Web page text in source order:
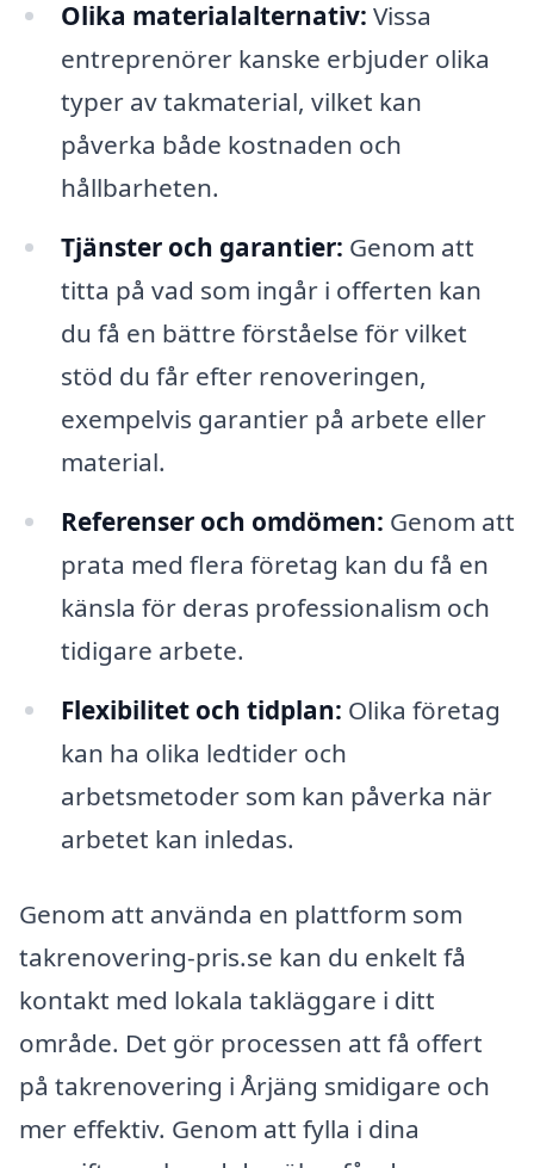
Olika materialalternativ: Vissa
entreprenörer kanske erbjuder olika
typer av takmaterial, vilket kan
påverka både kostnaden och
hållbarheten.
Tjänster och garantier: Genom att
titta på vad som ingår i offerten kan
du få en bättre förståelse för vilket
stöd du får efter renoveringen,
exempelvis garantier på arbete eller
material.
Referenser och omdömen: Genom att
prata med flera företag kan du få en
känsla för deras professionalism och
tidigare arbete.
Flexibilitet och tidplan: Olika företag
kan ha olika ledtider och
arbetsmetoder som kan påverka när
arbetet kan inledas.
Genom att använda en plattform som
takrenovering-pris.se kan du enkelt få
kontakt med lokala takläggare i ditt
område. Det gör processen att få offert
på takrenovering i Årjäng smidigare och
mer effektiv. Genom att fylla i dina